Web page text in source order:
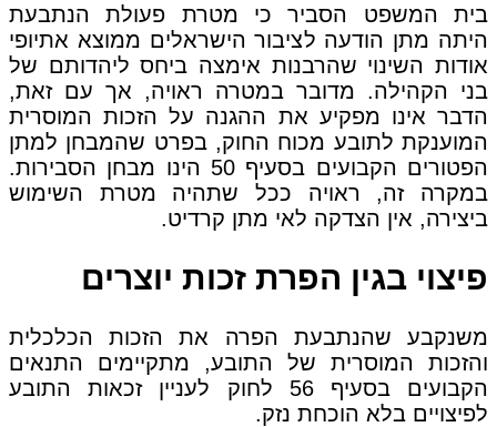
בית המשפט הסביר כי מטרת פעולת הנתבעת
היתה מתן הודעה לציבור הישראלים ממוצא אתיופי
אודות השינוי שהרבנות אימצה ביחס ליהדותם של
בני הקהילה. מדובר במטרה ראויה, אך עם זאת,
הדבר אינו מפקיע את ההגנה על הזכות המוסרית
המוענקת לתובע מכוח החוק, בפרט שהמבחן למתן
הפטורים הקבועים בסעיף 50 הינו מבחן הסבירות.
במקרה זה, ראויה ככל שתהיה מטרת השימוש
ביצירה, אין הצדקה לאי מתן קרדיט.
פיצוי בגין הפרת זכות יוצרים
משנקבע שהנתבעת הפרה את הזכות הכלכלית
והזכות המוסרית של התובע, מתקיימים התנאים
הקבועים בסעיף 56 לחוק לעניין זכאות התובע
לפיצויים בלא הוכחת נזק.